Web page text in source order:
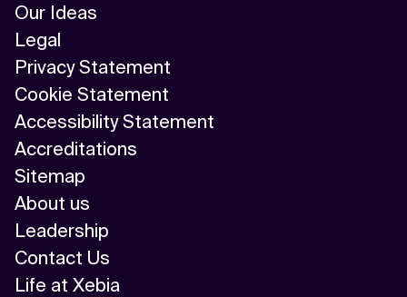
Our Ideas
Legal
Privacy Statement
Cookie Statement
Accessibility Statement
Accreditations
Sitemap
About us
Leadership
Contact Us
Life at Xebia